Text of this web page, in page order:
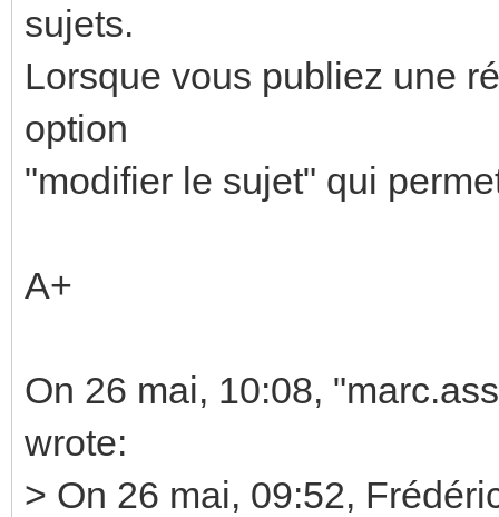
sujets.
Lorsque vous publiez une
option
"modifier le sujet" qui
A+
On 26 mai, 10:08,
wrote:
> On 26 mai, 09:52,